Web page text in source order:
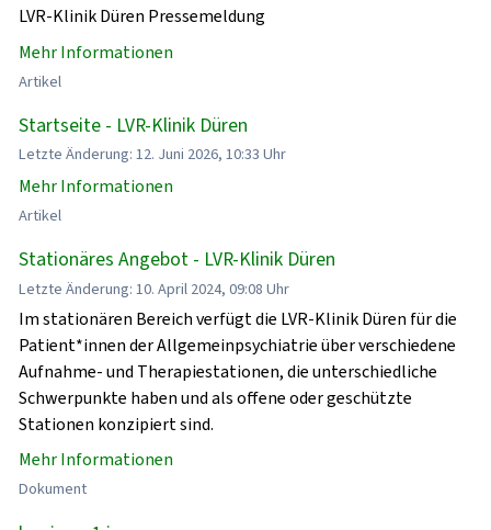
LVR-Klinik Düren Pressemeldung
Mehr Informationen
Artikel
Startseite - LVR-Klinik Düren
Letzte Änderung: 12. Juni 2026, 10:33 Uhr
Mehr Informationen
Artikel
Stationäres Angebot - LVR-Klinik Düren
Letzte Änderung: 10. April 2024, 09:08 Uhr
Im stationären Bereich verfügt die LVR-Klinik Düren für die
Patient*innen der Allgemeinpsychiatrie über verschiedene
Aufnahme- und Therapiestationen, die unterschiedliche
Schwerpunkte haben und als offene oder geschützte
Stationen konzipiert sind.
Mehr Informationen
Dokument